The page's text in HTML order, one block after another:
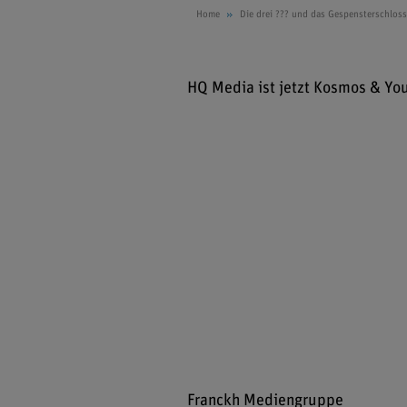
Home Die drei ??? und das Gespensterschloss
HQ Media ist jetzt Kosmos &
Franckh Mediengruppe